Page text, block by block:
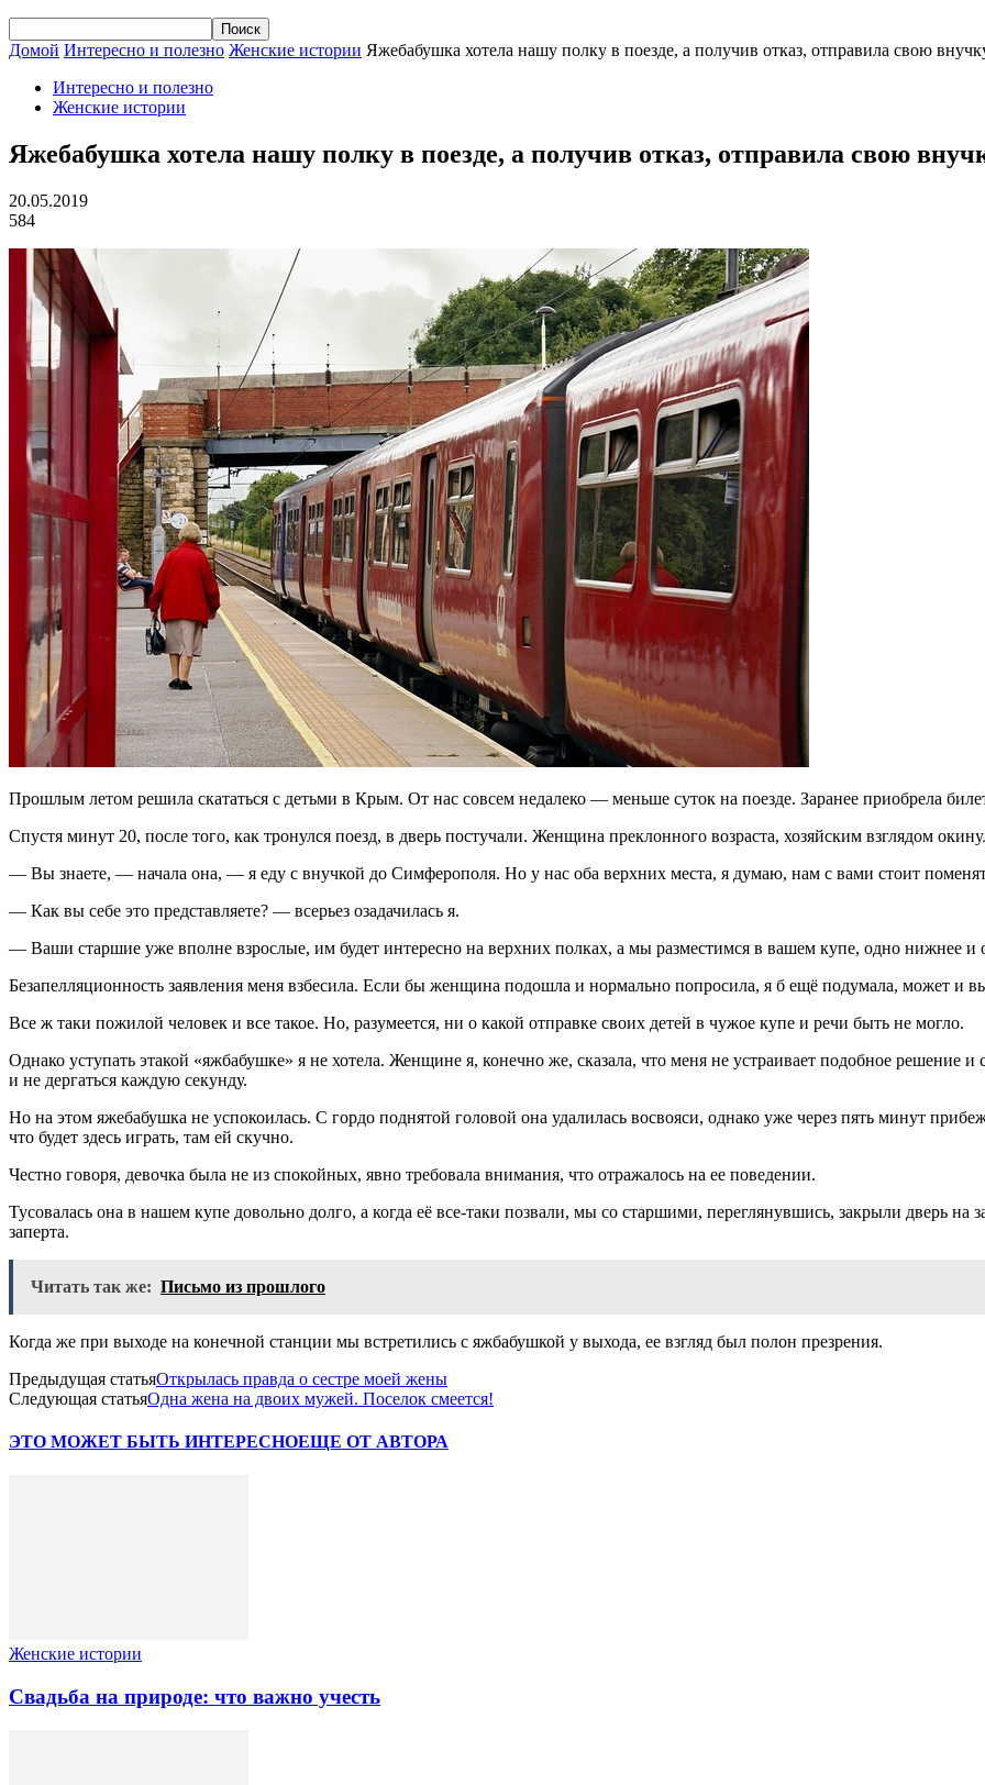
Домой Интересно и полезно Женские истории Яжебабушка хотела нашу полку в поезде, а получив отказ, отправила свою
Интересно и полезно
Женские истории
Яжебабушка хотела нашу полку в поезде, а получив отказ, отправила свою
20.05.2019
584
Прошлым летом решила скататься с детьми в Крым. От нас совсем недалеко — меньше суток на поезде. Заранее приобрела
Спустя минут 20, после того, как тронулся поезд, в дверь постучали. Женщина преклонного возраста, хозяйским взглядом
— Вы знаете, — начала она, — я еду с внучкой до Симферополя. Но у нас оба верхних места, я думаю, нам с вами стоит
— Как вы себе это представляете? — всерьез озадачилась я.
— Ваши старшие уже вполне взрослые, им будет интересно на верхних полках, а мы разместимся в вашем купе, одно нижнее и
Безапелляционность заявления меня взбесила. Если бы женщина подошла и нормально попросила, я б ещё подумала, может и
Все ж таки пожилой человек и все такое. Но, разумеется, ни о какой отправке своих детей в чужое купе и речи быть не могло.
Однако уступать этакой «яжбабушке» я не хотела. Женщине я, конечно же, сказала, что меня не устраивает подобное решение
и не дергаться каждую секунду.
Но на этом яжебабушка не успокоилась. С гордо поднятой головой она удалилась восвояси, однако уже через пять минут
что будет здесь играть, там ей скучно.
Честно говоря, девочка была не из спокойных, явно требовала внимания, что отражалось на ее поведении.
Тусовалась она в нашем купе довольно долго, а когда её все-таки позвали, мы со старшими, переглянувшись, закрыли дверь на
заперта.
Читать так же: Письмо из прошлого
Когда же при выходе на конечной станции мы встретились с яжбабушкой у выхода, ее взгляд был полон презрения.
Предыдущая статьяОткрылась правда о сестре моей жены
Следующая статьяОдна жена на двоих мужей. Поселок смеется!
ЭТО МОЖЕТ БЫТЬ ИНТЕРЕСНОЕЩЕ ОТ АВТОРА
Женские истории
Свадьба на природе: что важно учесть